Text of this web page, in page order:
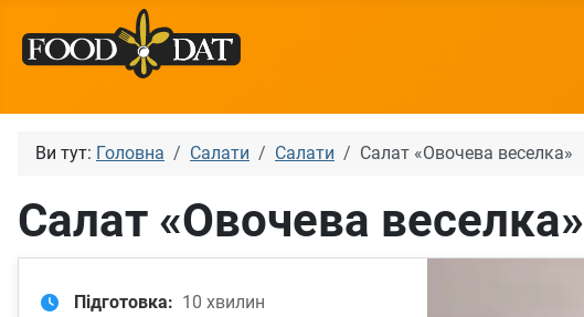
Ви тут: Головна Салати Салати Салат «Овочева веселка»
Салат «Овочева веселка»
Підготовка: 10 хвилин